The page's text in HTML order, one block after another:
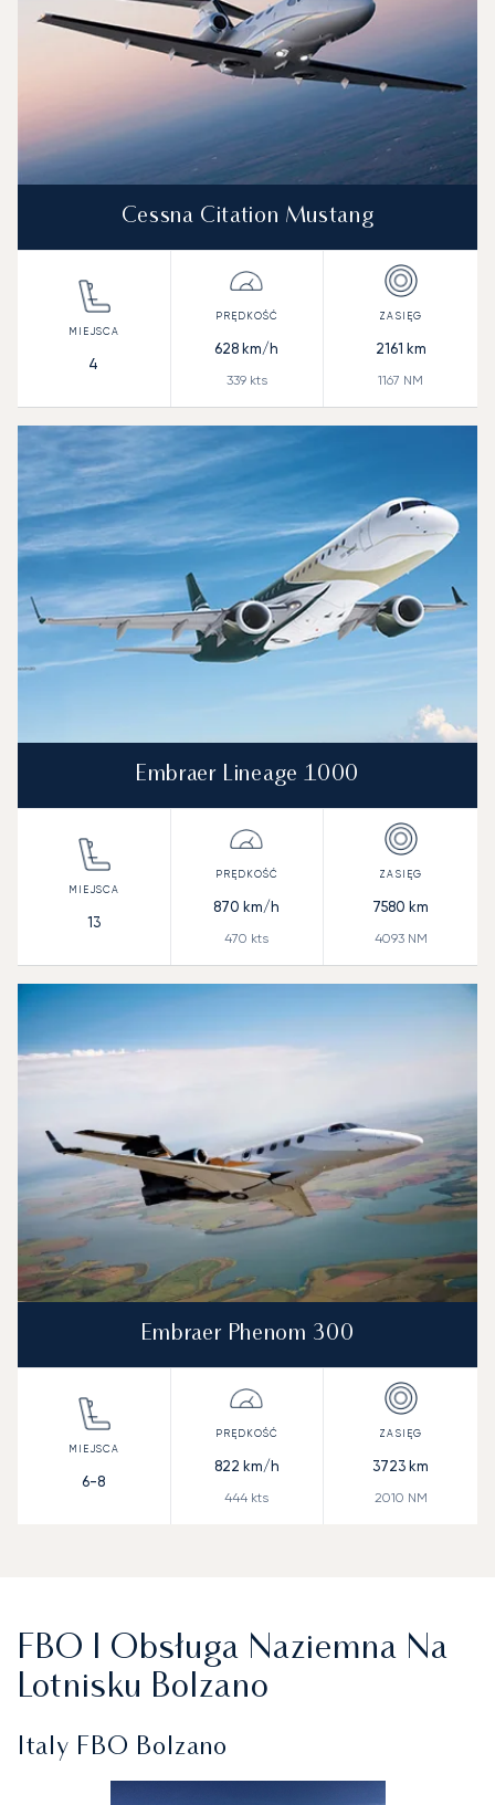
Cessna Citation Mustang
4
628 km/h
339kts
2161 km
1167 NM
Embraer Lineage 1000
13
870 km/h
470 kts
7580 km
4093NM
Embraer Phenom 300
6-8
822 km/h
444 kts
3723 km
2010 NM
FBO I Obsługa Naziemna Na
Lotnisku Bolzano
Italy FBO Bolzano